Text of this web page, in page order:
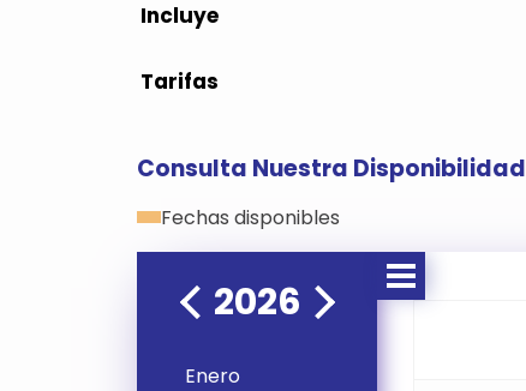
Incluye
Tarifas
Consulta Nuestra Disponibilidad
Fechas disponibles
2026
Enero